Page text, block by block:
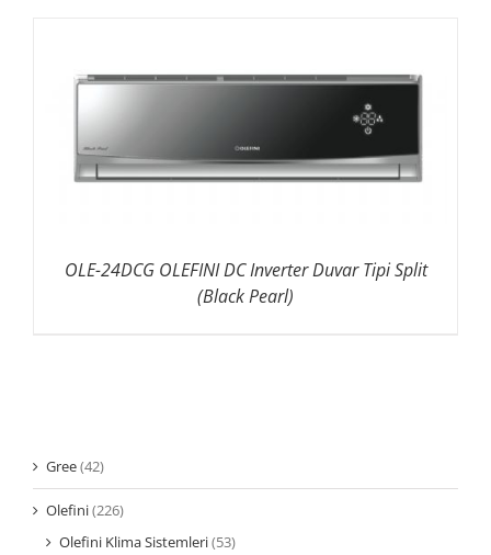
OLE-24DCG OLEFINI DC Inverter Duvar Tipi Split
(Black Pearl)
Gree(42)
Olefini(226)
Olefini Klima Sistemleri(53)